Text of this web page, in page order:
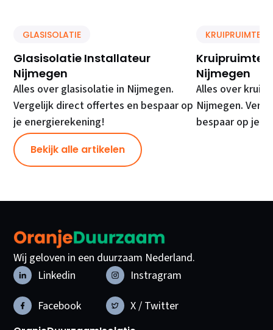
GLASISOLATIE
Glasisolatie Installateur
Nijmegen
Alles over glasisolatie in Nijmegen.
Vergelijk direct offertes en bespaar op
je energierekening!
KRUIPRUIMTE
Kruipruimte
Nijmegen
Alles over
Nijmegen.
bespaar op je
Bekijk alle artikelen
Wij geloven in een duurzaam Nederland.
Linkedin
Instragram
Facebook
X / Twitter